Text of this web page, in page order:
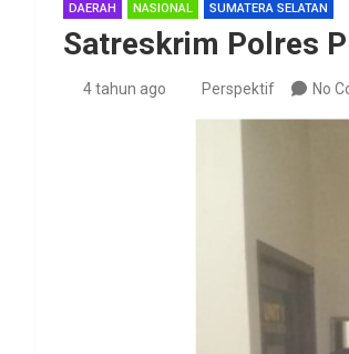
DAERAH NASIONAL SUMATERA SELATAN
Satreskrim Polres
4 tahun ago Perspektif No